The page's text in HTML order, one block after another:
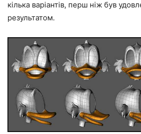
кілька варіантів, перш ніж був
результатом.